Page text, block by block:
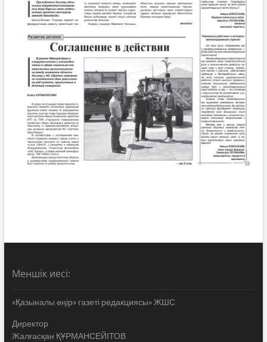
Меншік иесі:
«Қазыналы өңір» газеті редакциясы» ЖШС
Директор
Жалғасқан ҚҰРМАНСЕЙІТОВ